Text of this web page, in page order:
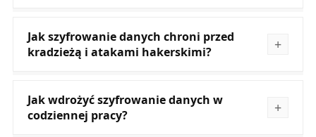
Jak szyfrowanie danych chroni przed
kradzieżą i atakami hakerskimi?
Jak wdrożyć szyfrowanie danych w
codziennej pracy?